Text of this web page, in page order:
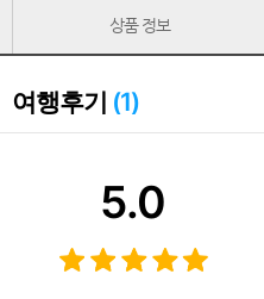
상품 정보
여행후기 (1)
5.0